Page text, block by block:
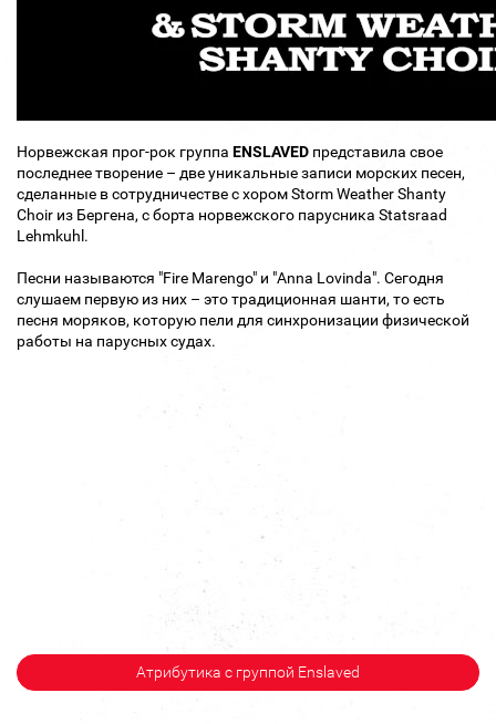
Норвежская прог-рок группа ENSLAVED представила свое
последнее творение – две уникальные записи морских песен,
сделанные в сотрудничестве с хором Storm Weather Shanty
Choir из Бергена, с борта норвежского парусника Statsraad
Lehmkuhl.
Песни называются "Fire Marengo" и "Anna Lovinda". Сегодня
слушаем первую из них – это традиционная шанти, то есть
песня моряков, которую пели для синхронизации физической
работы на парусных судах.
Атрибутика с группой Enslaved